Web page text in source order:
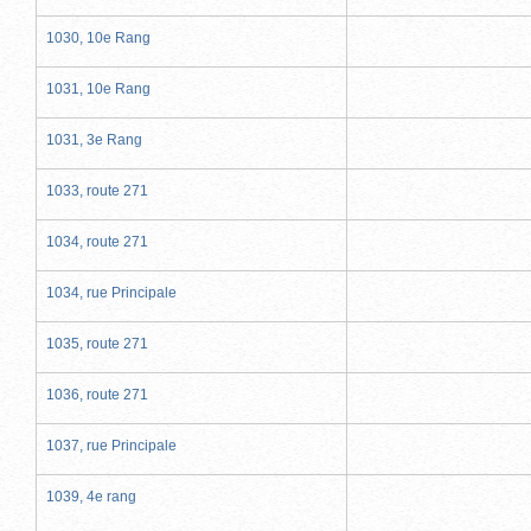
1030, 10e Rang
1031, 10e Rang
1031, 3e Rang
1033, route 271
1034, route 271
1034, rue Principale
1035, route 271
1036, route 271
1037, rue Principale
1039, 4e rang